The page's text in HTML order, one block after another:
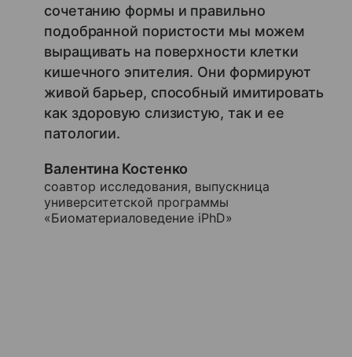
сочетанию формы и правильно
подобранной пористости мы можем
выращивать на поверхности клетки
кишечного эпителия. Они формируют
живой барьер, способный имитировать
как здоровую слизистую, так и ее
патологии.
Валентина Костенко
соавтор исследования, выпускница
университетской программы
«Биоматериаловедение iPhD»